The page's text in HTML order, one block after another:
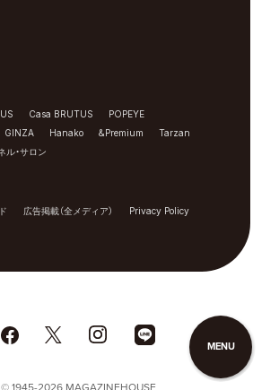
MENU
Casa BRUTUS
POPEYE
GINZA Hanako &Premium
Tarzan
ル・サロン
広告掲載（全メディア） Privacy Policy
© 1945-2026 MAGAZINEHOUSE